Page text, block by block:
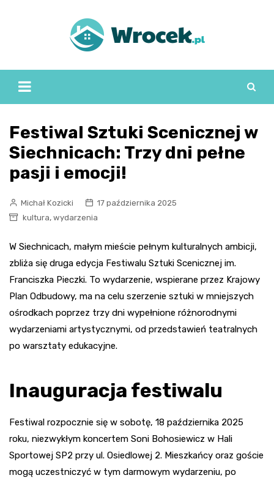
Festiwal Sztuki Scenicznej w
Siechnicach: Trzy dni pełne
pasji i emocji!
Michał Kozicki
17 października 2025
kultura, wydarzenia
W Siechnicach, małym mieście pełnym kulturalnych ambicji,
zbliża się druga edycja Festiwalu Sztuki Scenicznej im.
Franciszka Pieczki. To wydarzenie, wspierane przez Krajowy
Plan Odbudowy, ma na celu szerzenie sztuki w mniejszych
ośrodkach poprzez trzy dni wypełnione różnorodnymi
wydarzeniami artystycznymi, od przedstawień teatralnych
po warsztaty edukacyjne.
Inauguracja festiwalu
Festiwal rozpocznie się w sobotę, 18 października 2025
roku, niezwykłym koncertem Soni Bohosiewicz w Hali
Sportowej SP2 przy ul. Osiedlowej 2. Mieszkańcy oraz goście
mogą uczestniczyć w tym darmowym wydarzeniu, po